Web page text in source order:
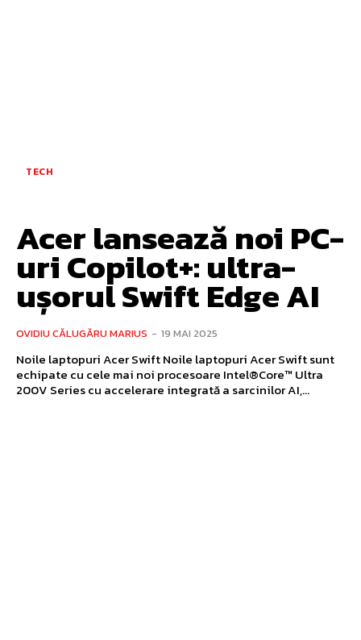
TECH
Acer lansează noi PC-
uri Copilot+: ultra-
ușorul Swift Edge AI
OVIDIU CĂLUGĂRU MARIUS - 19 MAI 2025
Noile laptopuri Acer Swift Noile laptopuri Acer Swift sunt
echipate cu cele mai noi procesoare Intel®Core™ Ultra
200V Series cu accelerare integrată a sarcinilor AI,...